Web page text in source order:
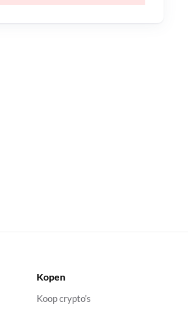
Kopen
Koop crypto’s